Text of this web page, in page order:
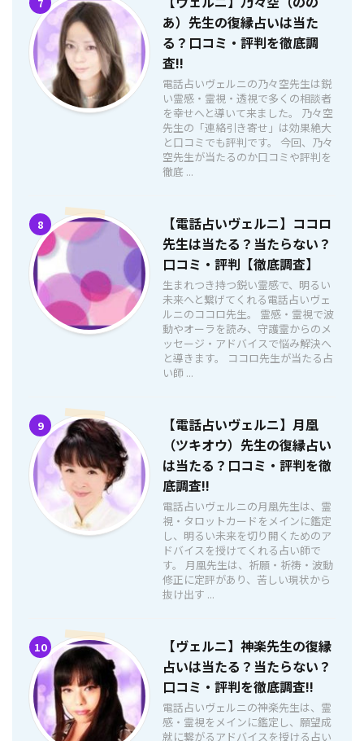
あ）先生の復縁占いは当た
る？口コミ・評判を徹底調
査!!
電話占いヴェルニの乃々空先生は鋭
い霊感・霊視・透視で多くの相談者
を幸せへと導いて来ました。 乃々空
先生の「連絡引き寄せ」は効果絶大
と口コミでも評判です。 今回、乃々
空先生が当たるのか口コミや評判を
徹底 ...
8
【電話占いヴェルニ】ココロ
先生は当たる？当たらない？
口コミ・評判【徹底調査】
生まれつき持つ鋭い霊感で、明るい
未来へと繋げてくれる電話占いヴェ
ルニのココロ先生。 霊感・霊視で波
動やオーラを読み、守護霊からのメ
ッセージ・アドバイスで悩み解決へ
と導きます。 ココロ先生が当たる占
い師 ...
9
【電話占いヴェルニ】月凰
（ツキオウ）先生の復縁占い
は当たる？口コミ・評判を徹
底調査!!
電話占いヴェルニの月凰先生は、霊
視・タロットカードをメインに鑑定
し、明るい未来を切り開くためのア
ドバイスを授けてくれる占い師で
す。 月凰先生は、祈願・祈祷・波動
修正に定評があり、苦しい現状から
抜け出す ...
10
【ヴェルニ】神楽先生の復縁
占いは当たる？当たらない？
口コミ・評判を徹底調査!!
電話占いヴェルニの神楽先生は、霊
感・霊視をメインに鑑定し、願望成
就に繋がるアドバイスを授ける占い